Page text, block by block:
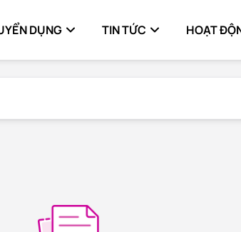
DỤNG TIN TỨC HOẠT